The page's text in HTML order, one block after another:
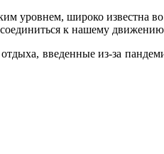
уровнем, широко известна
к нашему
введенные из-за